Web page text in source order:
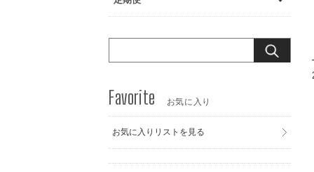
お気に入り
お気に入りリストを見る